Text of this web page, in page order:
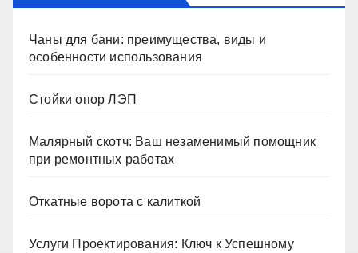
Чаны для бани: преимущества, виды и
особенности использования
Стойки опор ЛЭП
Малярный скотч: Ваш незаменимый помощник
при ремонтных работах
Откатные ворота с калиткой
Услуги Проектирования: Ключ к Успешному